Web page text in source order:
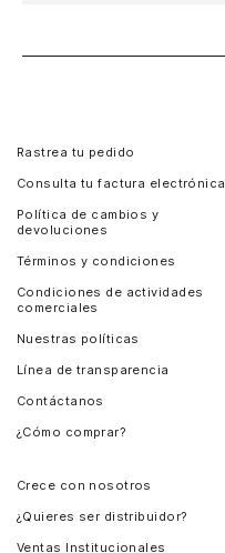
Rastrea tu pedido
Consulta tu factura electrónica
Política de cambios y
devoluciones
Términos y condiciones
Condiciones de actividades
comerciales
Nuestras políticas
Línea de transparencia
Contáctanos
¿Cómo comprar?
Crece con nosotros
¿Quieres ser distribuidor?
Ventas Institucionales